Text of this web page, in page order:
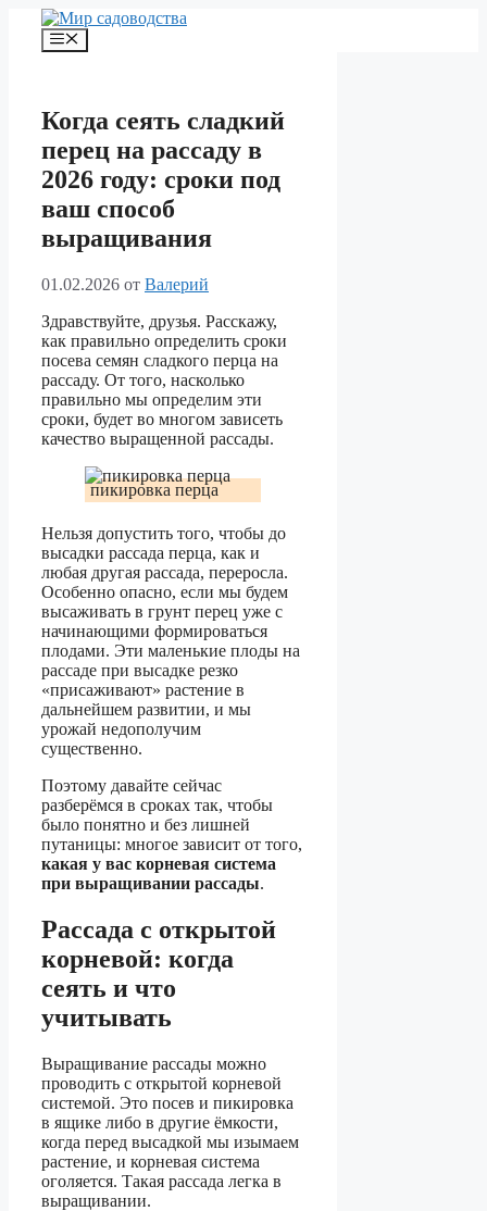
Перейти
содержимому
Меню
Когда сеять сладкий
перец на рассаду в
2026 году: сроки под
ваш способ
выращивания
01.02.2026 от Валерий
Здравствуйте, друзья. Расскажу,
как правильно определить сроки
посева семян сладкого перца на
рассаду. От того, насколько
правильно мы определим эти
сроки, будет во многом зависеть
качество выращенной рассады.
пикировка перца
Нельзя допустить того, чтобы до
высадки рассада перца, как и
любая другая рассада, переросла.
Особенно опасно, если мы будем
высаживать в грунт перец уже с
начинающими формироваться
плодами. Эти маленькие плоды на
рассаде при высадке резко
«присаживают» растение в
дальнейшем развитии, и мы
урожай недополучим
существенно.
Поэтому давайте сейчас
разберёмся в сроках так, чтобы
было понятно и без лишней
путаницы: многое зависит от того,
какая у вас корневая система
при выращивании рассады.
Рассада с открытой
корневой: когда
сеять и что
учитывать
Выращивание рассады можно
проводить с открытой корневой
системой. Это посев и пикировка
в ящике либо в другие ёмкости,
когда перед высадкой мы изымаем
растение, и корневая система
оголяется. Такая рассада легка в
выращивании.